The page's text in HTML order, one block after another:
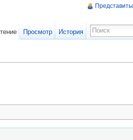
Просмотр История